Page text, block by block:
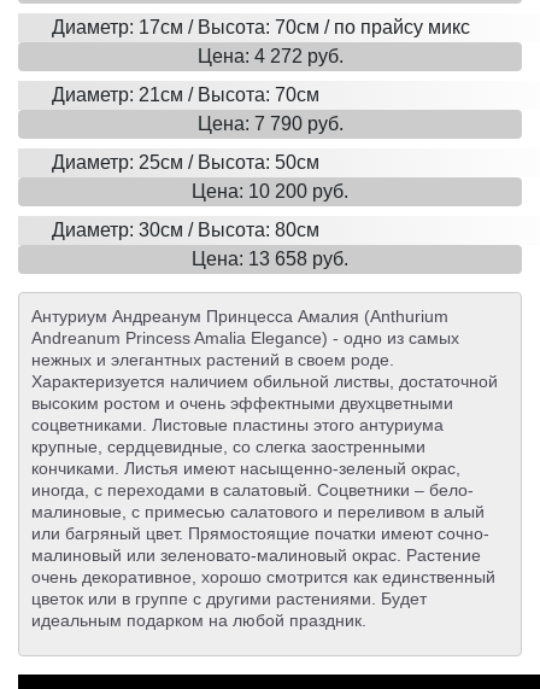
Диаметр: 17см / Высота: 70см / по прайсу микс
Цена: 4 272 руб.
Диаметр: 21см / Высота: 70см
Цена: 7 790 руб.
Диаметр: 25см / Высота: 50см
Цена: 10 200 руб.
Диаметр: 30см / Высота: 80см
Цена: 13 658 руб.
Антуриум Андреанум Принцесса Амалия (Anthurium
Andreanum Princess Amalia Elegance) - одно из самых
нежных и элегантных растений в своем роде.
Характеризуется наличием обильной листвы, достаточной
высоким ростом и очень эффектными двухцветными
соцветниками. Листовые пластины этого антуриума
крупные, сердцевидные, со слегка заостренными
кончиками. Листья имеют насыщенно-зеленый окрас,
иногда, с переходами в салатовый. Соцветники – бело-
малиновые, с примесью салатового и переливом в алый
или багряный цвет. Прямостоящие початки имеют сочно-
малиновый или зеленовато-малиновый окрас. Растение
очень декоративное, хорошо смотрится как единственный
цветок или в группе с другими растениями. Будет
идеальным подарком на любой праздник.